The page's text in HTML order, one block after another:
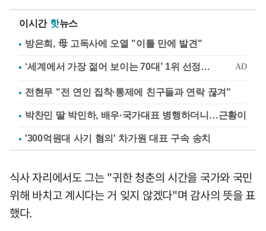
이시간 핫뉴스
방은희, 母 고독사에 오열 "이틀 만에 발견"
전현무 "전 연인 집착·통제에 친구들과 연락 끊겨"
박찬민 딸 박민하, 배우·국가대표 병행하더니…근황이
'300억원대 사기 혐의' 차가원 대표 구속 송치
식사 자리에서도 그는 "귀한 청춘의 시간을 국가와 국민
위해 바치고 계시다는 거 잊지 않겠다"며 감사의 뜻을 표
했다.